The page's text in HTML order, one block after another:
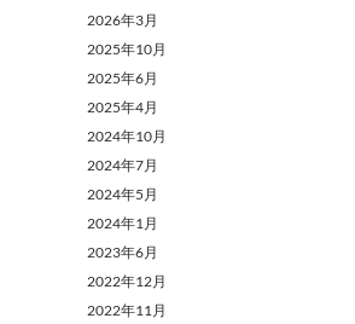
2026年3月
2025年10月
2025年6月
2025年4月
2024年10月
2024年7月
2024年5月
2024年1月
2023年6月
2022年12月
2022年11月